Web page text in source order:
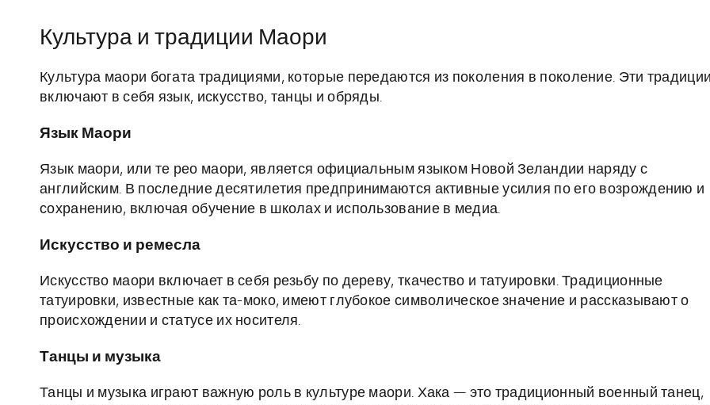
Культура и традиции Маори
Культура маори богата традициями, которые передаются из поколения в поколение. Эти
включают в себя язык, искусство, танцы и обряды.
Язык Маори
Язык маори, или те рео маори, является официальным языком Новой Зеландии наряду с
английским. В последние десятилетия предпринимаются активные усилия по его возрождению и
сохранению, включая обучение в школах и использование в медиа.
Искусство и ремесла
Искусство маори включает в себя резьбу по дереву, ткачество и татуировки. Традиционные
татуировки, известные как та-моко, имеют глубокое символическое значение и рассказывают о
происхождении и статусе их носителя.
Танцы и музыка
Танцы и музыка играют важную роль в культуре маори. Хака — это традиционный военный танец,